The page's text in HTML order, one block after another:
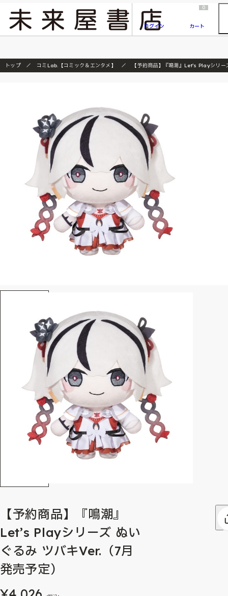
『ONE PIECE magazine 021 ONE PIECEカード付き同梱版』発売延期のご案内
ログイン
0
カート
トップ コミLab.【コミック＆エンタメ】 【予約商品】『鳴潮』Let’s Playシリ
【予約商品】『鳴潮』
Let’s Playシリーズ ぬい
ぐるみ ツバキVer.（7月
発売予定）